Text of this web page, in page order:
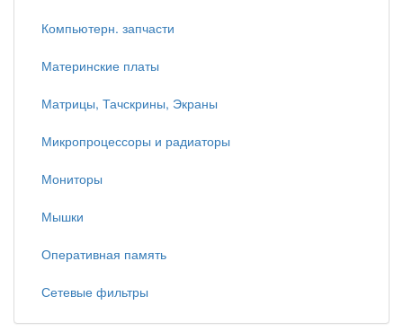
Компьютерн. запчасти
Материнские платы
Матрицы, Тачскрины, Экраны
Микропроцессоры и радиаторы
Мониторы
Мышки
Оперативная память
Сетевые фильтры